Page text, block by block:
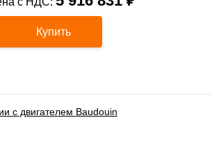
Купить
с двигателем Baudouin